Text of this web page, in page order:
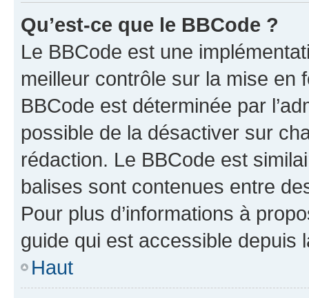
Qu’est-ce que le BBCode ?
Le BBCode est une
meilleur contrôle sur la mise en
BBCode est déterminée par
possible de la désactiver sur
rédaction. Le BBCode est
balises sont contenues entre
Pour plus d’informations à
guide qui est accessible depuis
Haut